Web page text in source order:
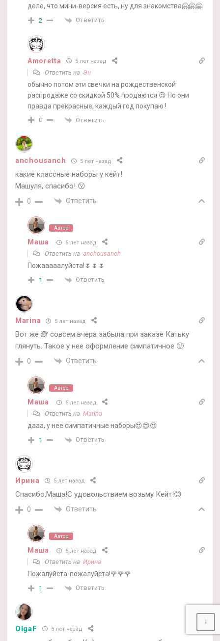
деле, что мини-версия есть, ну для знакомства🤗🤗🤗
2 Ответить
Amoretta 5 лет назад
Ответить на Эн
обычно потом эти свечки на рождественской
распродаже со скидкой 50% продаются 😉 Но они
правда прекрасные, каждый год покупаю !
0 Ответить
anchousanch 5 лет назад
какие классные наборы у кейт!
Машуля, спасибо! 😚
0 Ответить
Автор
Маша 5 лет назад
Ответить на anchousanch
Пожааааалуйста!🌷🌷🌷
1 Ответить
Marina 5 лет назад
Вот же 🙈 совсем вчера забыла при заказе Катьку
глянуть. Такое у нее оформление симпатичное 🙂
0 Ответить
Автор
Маша 5 лет назад
Ответить на Marina
дааа, у нее симпатичные наборы😍😍😍
1 Ответить
Ирина 5 лет назад
Спасибо,Маша!С удовольствием возьму Кейт!😊
0 Ответить
Автор
Маша 5 лет назад
Ответить на Ирина
Пожалуйста-пожалуйста!🌹🌹🌹
1 Ответить
OlgaF 5 лет назад
↓